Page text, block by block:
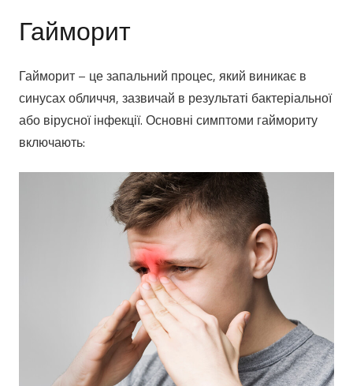
Гайморит
Гайморит – це запальний процес, який виникає в
синусах обличчя, зазвичай в результаті бактеріальної
або вірусної інфекції. Основні симптоми гаймориту
включають: